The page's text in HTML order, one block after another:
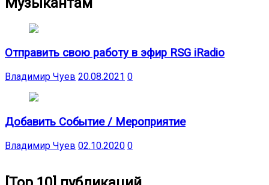
Отправить свою работу в эфир RSG iRadio
Владимир Чуев 20.08.2021 0
Добавить Событие / Мероприятие
Владимир Чуев 02.10.2020 0